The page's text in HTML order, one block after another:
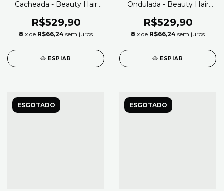
Cacheada - Beauty Hair
R$529,90
8 x de R$66,24 sem juros
ESPIAR
Ondulada - Beauty Hair
R$529,90
8 x de R$66,24 sem juros
ESPIAR
ESGOTADO ESGOTADO